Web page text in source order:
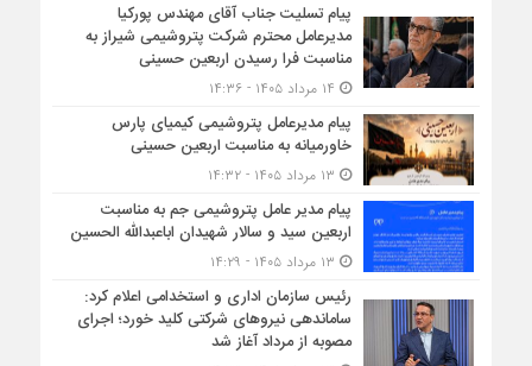
پیام تسلیت جناب آقای مهندس پوركیا
مدیرعامل محترم شركت پتروشیمی شیراز به
مناسبت فرا رسیدن اربعین حسینی
پیام مدیرعامل پتروشیمی کیمیای پارس
خاورمیانه به مناسبت اربعین حسینی
پیام مدیر عامل پتروشیمی جم به مناسبت
اربعین سید و سالار شهیدان اباعبدالله الحسین
رئیس سازمان اداری و استخدامی اعلام کرد:
ساماندهی نیروهای شرکتی کلید خورد؛ اجرای
مصوبه از مرداد آغاز شد